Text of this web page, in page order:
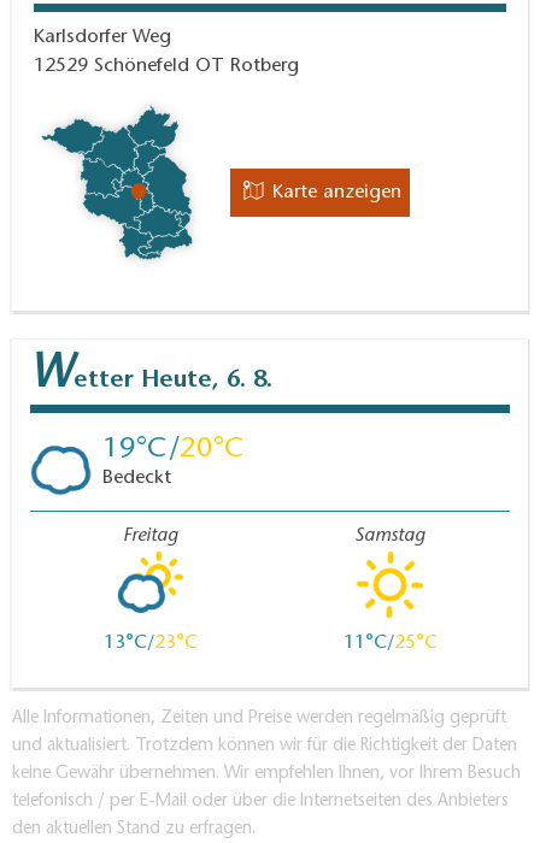
Karlsdorfer Weg
12529 Schönefeld OT Rotberg
Karte anzeigen
Wetter Heute, 6. 8.
19 20
Bedeckt
Freitag
13 23
Samstag
11 25
Alle Informationen, Zeiten und Preise werden regelmäßig geprüft
und aktualisiert. Trotzdem können wir für die Richtigkeit der Daten
keine Gewähr übernehmen. Wir empfehlen Ihnen, vor Ihrem Besuch
telefonisch / per E-Mail oder über die Internetseiten des Anbieters
den aktuellen Stand zu erfragen.